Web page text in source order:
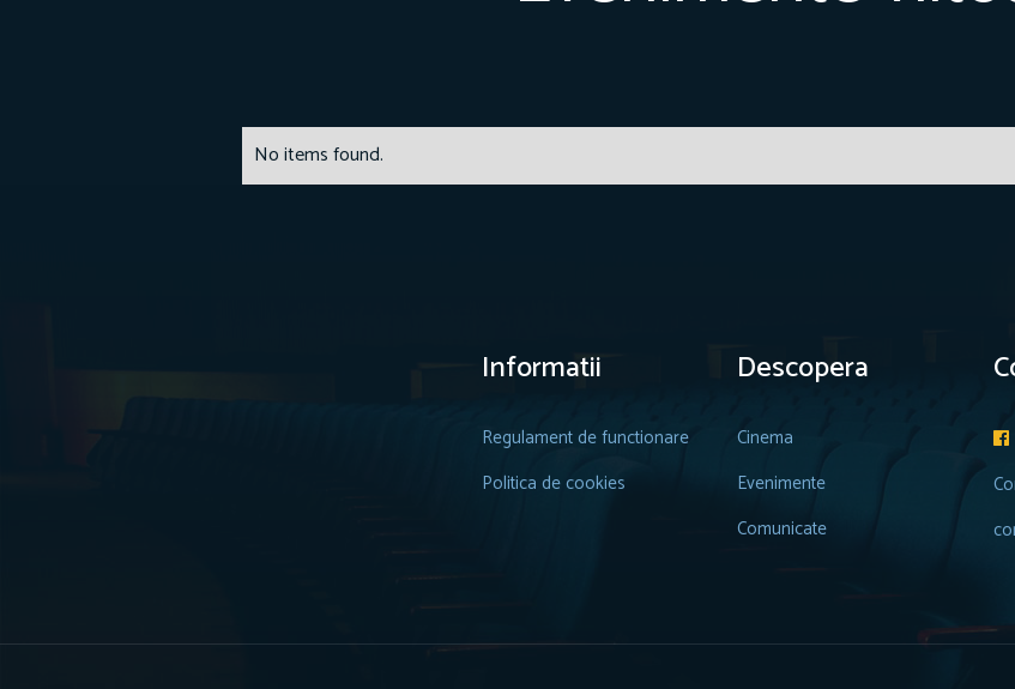
No items found.
Informatii
Regulament de functionare
Politica de cookies
Descopera
Cinema
Evenimente
Comunicate
